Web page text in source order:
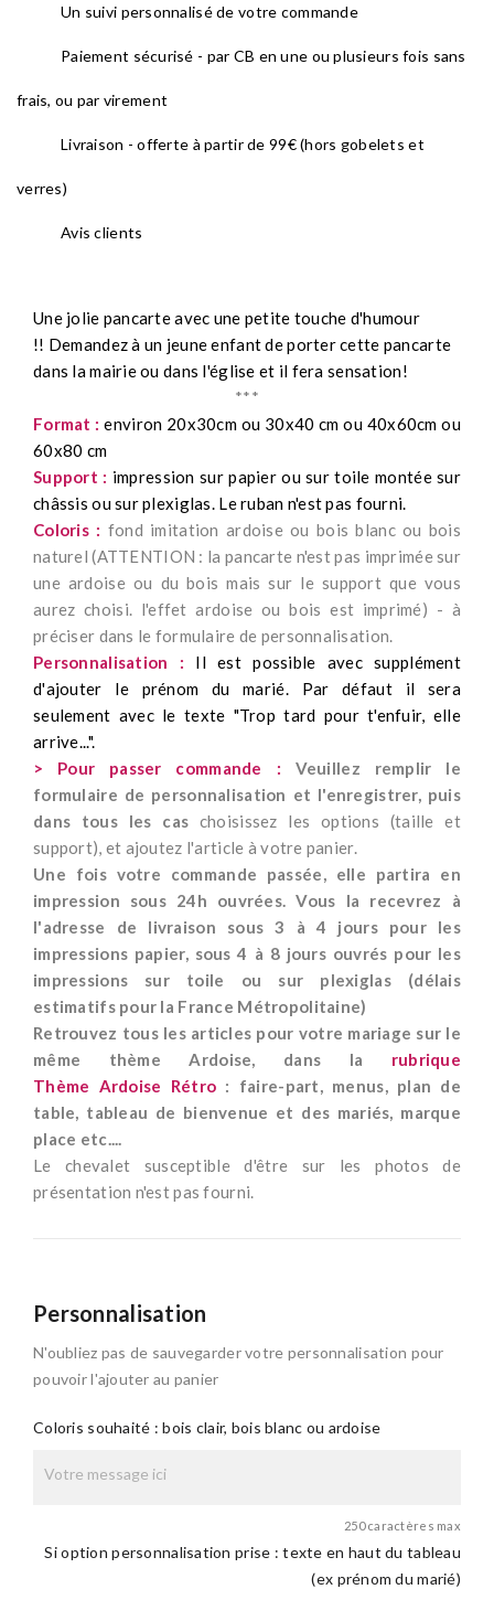
Un suivi personnalisé de votre commande
Paiement sécurisé - par CB en une ou plusieurs fois sans
frais, ou par virement
Livraison - offerte à partir de 99€ (hors gobelets et
verres)
Avis clients
Une jolie pancarte avec une petite touche d'humour
!! Demandez à un jeune enfant de porter cette pancarte
dans la mairie ou dans l'église et il fera sensation!
***
Format : environ 20x30cm ou 30x40 cm ou 40x60cm ou
60x80 cm
Support : impression sur papier ou sur toile montée sur
châssis ou sur plexiglas. Le ruban n'est pas fourni.
Coloris : fond imitation ardoise ou bois blanc ou bois
naturel (ATTENTION : la pancarte n'est pas imprimée sur
une ardoise ou du bois mais sur le support que vous
aurez choisi. l'effet ardoise ou bois est imprimé) - à
préciser dans le formulaire de personnalisation.
Personnalisation : Il est possible avec supplément
d'ajouter le prénom du marié. Par défaut il sera
seulement avec le texte "Trop tard pour t'enfuir, elle
arrive...".
> Pour passer commande : Veuillez remplir le
formulaire de personnalisation et l'enregistrer, puis
dans tous les cas choisissez les options (taille et
support), et ajoutez l'article à votre panier.
Une fois votre commande passée, elle partira en
impression sous 24h ouvrées. Vous la recevrez à
l'adresse de livraison sous 3 à 4 jours pour les
impressions papier, sous 4 à 8 jours ouvrés pour les
impressions sur toile ou sur plexiglas (délais
estimatifs pour la France Métropolitaine)
Retrouvez tous les articles pour votre mariage sur le
même thème Ardoise, dans la rubrique
Thème Ardoise Rétro : faire-part, menus, plan de
table, tableau de bienvenue et des mariés, marque
place etc....
Le chevalet susceptible d'être sur les photos de
présentation n'est pas fourni.
Personnalisation
N'oubliez pas de sauvegarder votre personnalisation pour
pouvoir l'ajouter au panier
Coloris souhaité : bois clair, bois blanc ou ardoise
250 caractères max
Si option personnalisation prise : texte en haut du tableau
(ex prénom du marié)